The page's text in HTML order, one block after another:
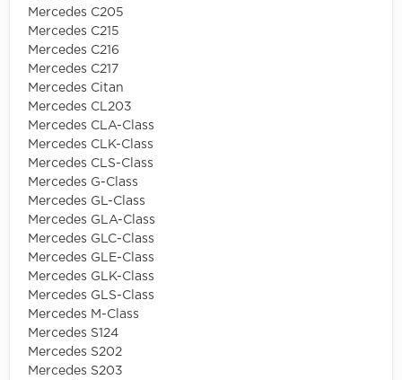
Mercedes C205
Mercedes C215
Mercedes C216
Mercedes C217
Mercedes Citan
Mercedes CL203
Mercedes CLA-Class
Mercedes CLK-Class
Mercedes CLS-Class
Mercedes G-Class
Mercedes GL-Class
Mercedes GLA-Class
Mercedes GLC-Class
Mercedes GLE-Class
Mercedes GLK-Class
Mercedes GLS-Class
Mercedes M-Class
Mercedes S124
Mercedes S202
Mercedes S203